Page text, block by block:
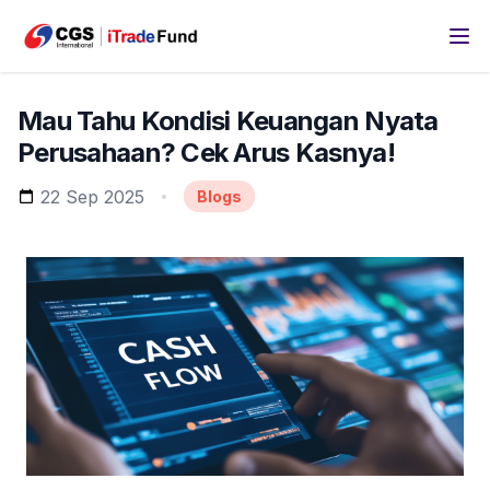
Mau Tahu Kondisi Keuangan Nyata
Perusahaan? Cek Arus Kasnya!
22 Sep 2025 Blogs